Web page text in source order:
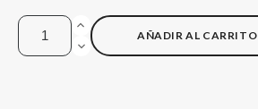
AÑADIR AL CARRITO